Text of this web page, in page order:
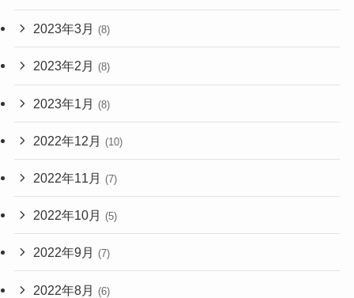
2023年3月 (8)
2023年2月 (8)
2023年1月 (8)
2022年12月 (10)
2022年11月 (7)
2022年10月 (5)
2022年9月 (7)
2022年8月 (6)